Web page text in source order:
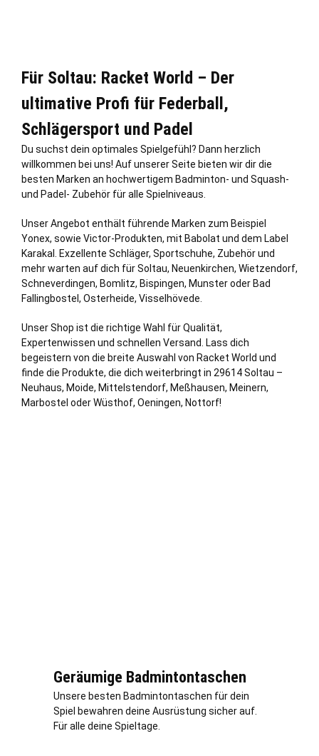
Für Soltau: Racket World – Der
ultimative Profi für Federball,
Schlägersport und Padel
Du suchst dein optimales Spielgefühl? Dann herzlich
willkommen bei uns! Auf unserer Seite bieten wir dir die
besten Marken an hochwertigem Badminton- und Squash-
und Padel- Zubehör für alle Spielniveaus.
Unser Angebot enthält führende Marken zum Beispiel
Yonex, sowie Victor-Produkten, mit Babolat und dem Label
Karakal. Exzellente Schläger, Sportschuhe, Zubehör und
mehr warten auf dich für Soltau, Neuenkirchen, Wietzendorf,
Schneverdingen, Bomlitz, Bispingen, Munsteroder Bad
Fallingbostel , Osterheide, Visselhövede.
Unser Shop ist die richtige Wahl für Qualität,
Expertenwissen und schnellen Versand. Lass dich
begeistern von die breite Auswahl von Racket World und
finde die Produkte, die dich weiterbringt in 29614 Soltau –
Neuhaus, Moide, Mittelstendorf, Meßhausen, Meinern,
Marbostel oder Wüsthof, Oeningen, Nottorf!
Geräumige Badmintontaschen
Unsere besten Badmintontaschen für dein
Spiel bewahren deine Ausrüstung sicher auf.
Für alle deine Spieltage.